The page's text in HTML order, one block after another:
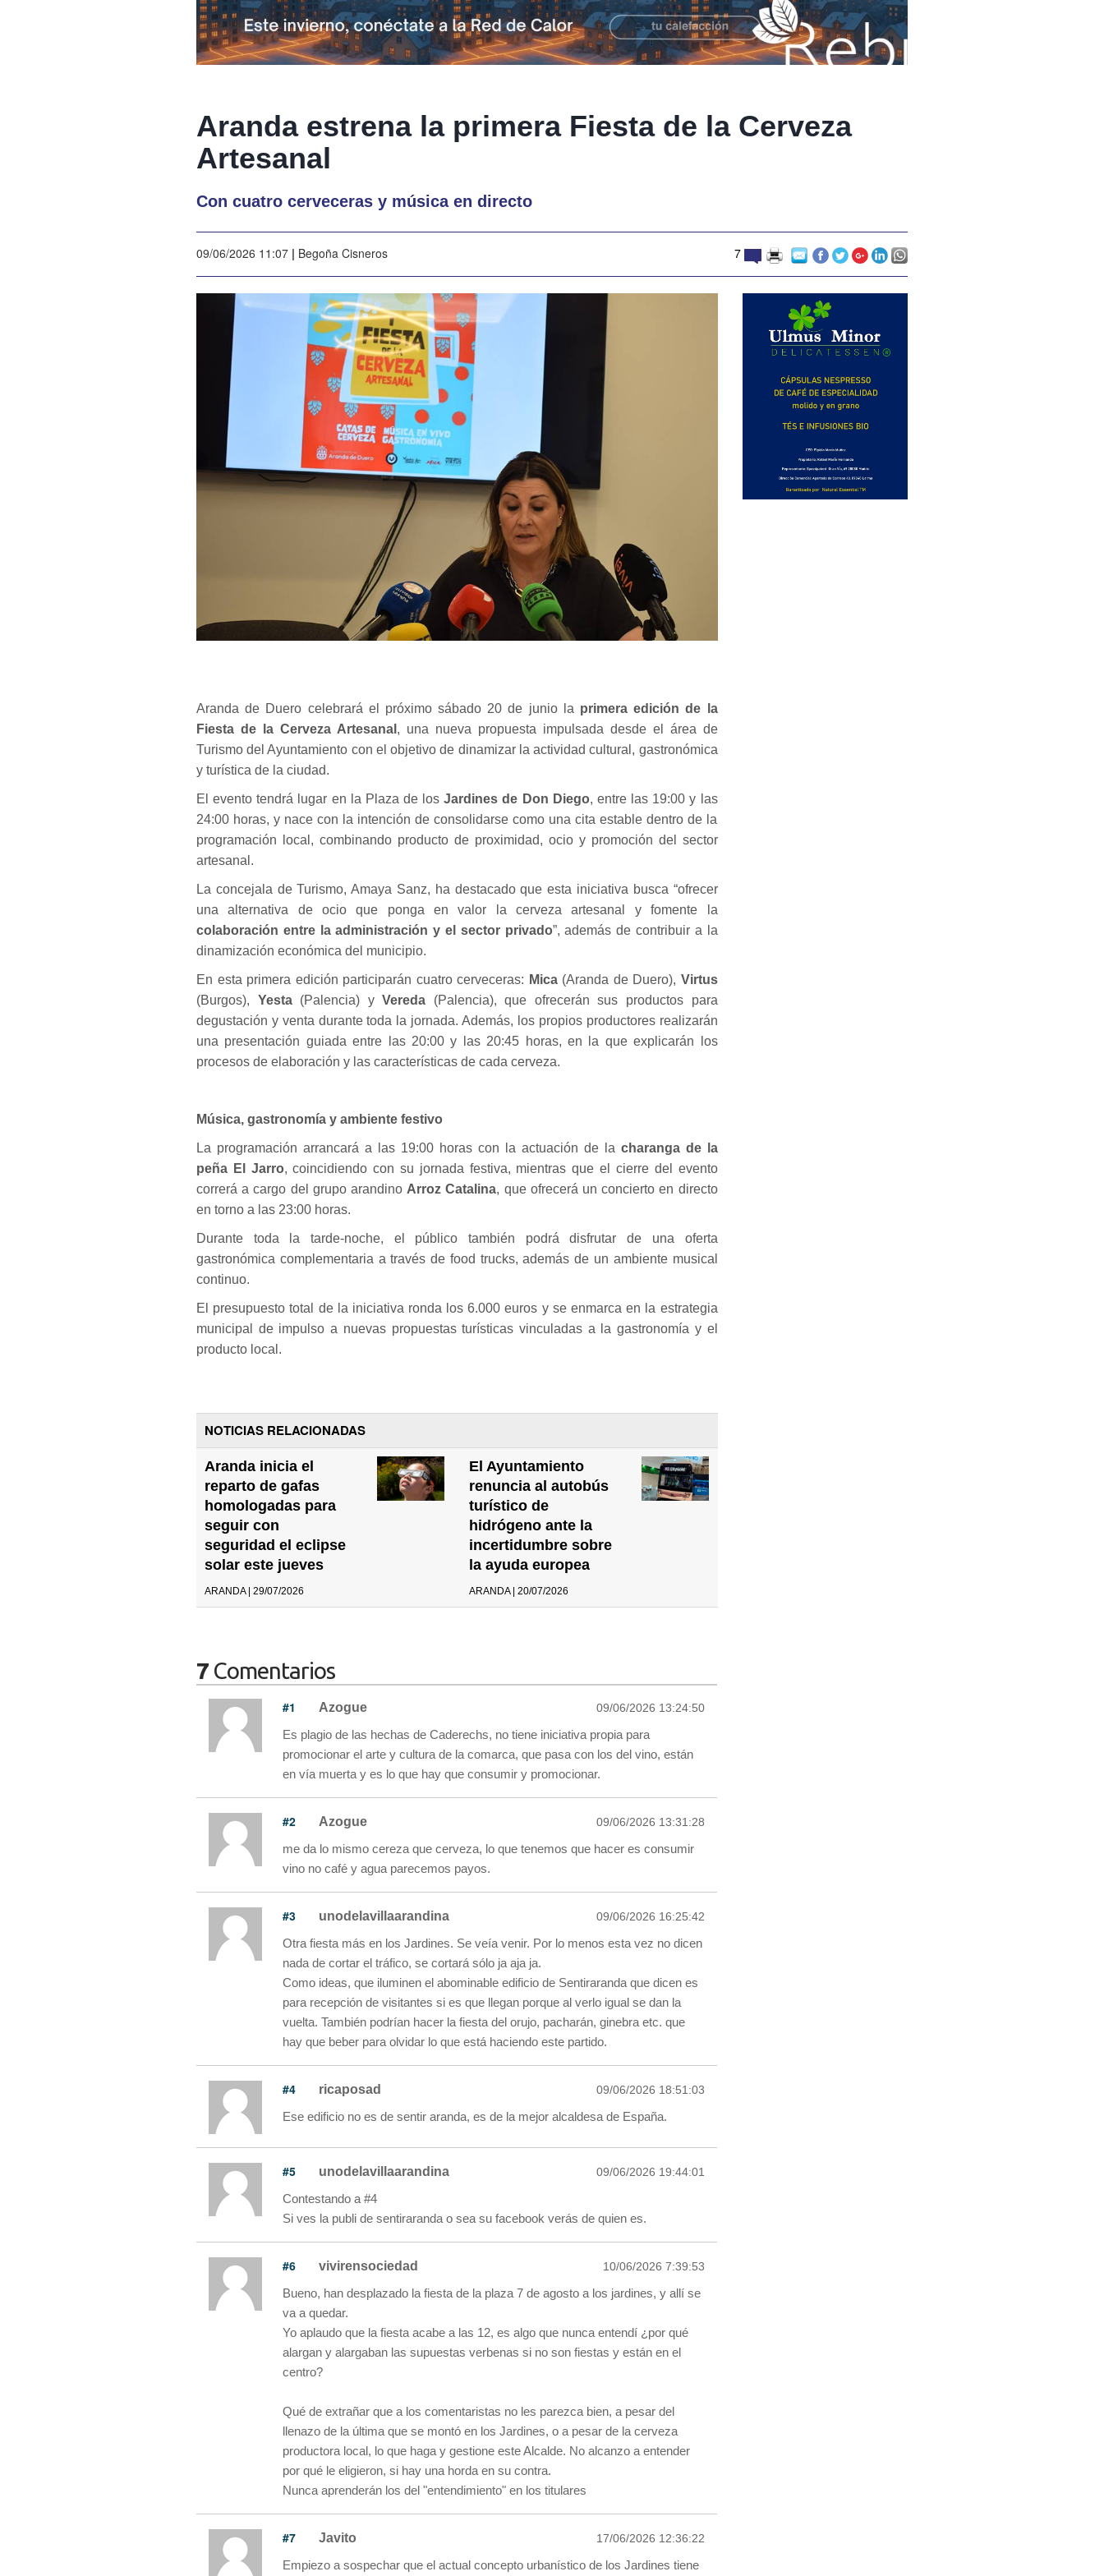
Aranda estrena la primera Fiesta de la Cerveza
Artesanal
Con cuatro cerveceras y música en directo
09/06/2026 11:07 | Begoña Cisneros 7
Aranda de Duero celebrará el próximo sábado 20 de junio la primera edición de la
Fiesta de la Cerveza Artesanal , una nueva propuesta impulsada desde el área de
Turismo del Ayuntamiento con el objetivo de dinamizar la actividad cultural, gastronómica
y turística de la ciudad.
El evento tendrá lugar en la Plaza de losJardines de Don Diego, entre las 19:00 y las
24:00 horas, y nace con la intención de consolidarse como una cita estable dentro de la
programación local, combinando producto de proximidad, ocio y promoción del sector
artesanal.
La concejala de Turismo, Amaya Sanz, ha destacado que esta iniciativa busca “ofrecer
una alternativa de ocio que ponga en valor la cerveza artesanal y fomente la
colaboración entre la administración y el sector privado”, además de contribuir a la
dinamización económica del municipio.
En esta primera edición participarán cuatro cerveceras: Mica(Aranda de Duero), Virtus
(Burgos), Yesta (Palencia) yVereda (Palencia), que ofrecerán sus productos para
degustación y venta durante toda la jornada. Además, los propios productores realizarán
una presentación guiada entre las 20:00 y las 20:45 horas, en la que explicarán los
procesos de elaboración y las características de cada cerveza.
Música, gastronomía y ambiente festivo
La programación arrancará a las 19:00 horas con la actuación de la charanga de la
peña El Jarro, coincidiendo con su jornada festiva, mientras que el cierre del evento
correrá a cargo del grupo arandino Arroz Catalina, que ofrecerá un concierto en directo
en torno a las 23:00 horas.
Durante toda la tarde-noche, el público también podrá disfrutar de una oferta
gastronómica complementaria a través de food trucks, además de un ambiente musical
continuo.
El presupuesto total de la iniciativa ronda los 6.000 euros y se enmarca en la estrategia
municipal de impulso a nuevas propuestas turísticas vinculadas a la gastronomía y el
producto local.
NOTICIAS RELACIONADAS
Aranda inicia el
reparto de gafas
homologadas para
seguir con
seguridad el eclipse
solar este jueves
ARANDA | 29/07/2026
El Ayuntamiento
renuncia al autobús
turístico de
hidrógeno ante la
incertidumbre sobre
la ayuda europea
ARANDA | 20/07/2026
7 Comentarios
#1 Azogue 09/06/2026 13:24:50
Es plagio de las hechas de Caderechs, no tiene iniciativa propia para
promocionar el arte y cultura de la comarca, que pasa con los del vino, están
en vía muerta y es lo que hay que consumir y promocionar.
#2 Azogue 09/06/2026 13:31:28
me da lo mismo cereza que cerveza, lo que tenemos que hacer es consumir
vino no café y agua parecemos payos.
#3 unodelavillaarandina 09/06/2026 16:25:42
Otra fiesta más en los Jardines. Se veía venir. Por lo menos esta vez no dicen
nada de cortar el tráfico, se cortará sólo ja aja ja.
Como ideas, que iluminen el abominable edificio de Sentiraranda que dicen es
para recepción de visitantes si es que llegan porque al verlo igual se dan la
vuelta. También podrían hacer la fiesta del orujo, pacharán, ginebra etc. que
hay que beber para olvidar lo que está haciendo este partido.
#4 ricaposad 09/06/2026 18:51:03
Ese edificio no es de sentir aranda, es de la mejor alcaldesa de España.
#5 unodelavillaarandina 09/06/2026 19:44:01
Contestando a #4
Si ves la publi de sentiraranda o sea su facebook verás de quien es.
#6 vivirensociedad 10/06/2026 7:39:53
Bueno, han desplazado la fiesta de la plaza 7 de agosto a los jardines, y allí se
va a quedar.
Yo aplaudo que la fiesta acabe a las 12, es algo que nunca entendí ¿por qué
alargan y alargaban las supuestas verbenas si no son fiestas y están en el
centro?
Qué de extrañar que a los comentaristas no les parezca bien, a pesar del
llenazo de la última que se montó en los Jardines, o a pesar de la cerveza
productora local, lo que haga y gestione este Alcalde. No alcanzo a entender
por qué le eligieron, si hay una horda en su contra.
Nunca aprenderán los del "entendimiento" en los titulares
#7 Javito 17/06/2026 12:36:22
Empiezo a sospechar que el actual concepto urbanístico de los Jardines tiene